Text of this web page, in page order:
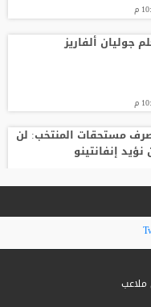
م
جوليان ألفاريز
م
صرف مستحقات المنتخب: لن
إنفانتينو
يمدد عقده مع ريال
م